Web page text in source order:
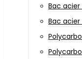
Bac acier
Bac